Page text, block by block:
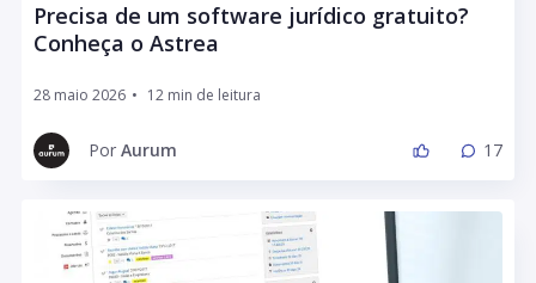
Precisa de um software jurídico gratuito?
Conheça o Astrea
28 maio 2026 •
Por Aurum 17